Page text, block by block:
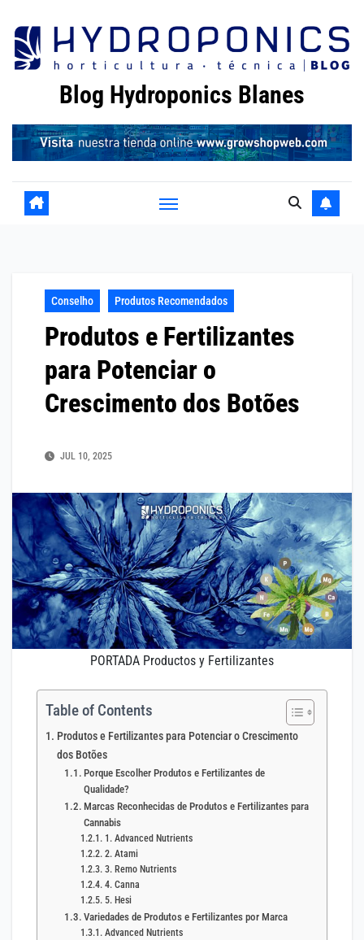
content
Blog Hydroponics Blanes
Conselho Produtos Recomendados
Produtos e Fertilizantes
para Potenciar o
Crescimento dos Botões
JUL 10, 2025
PORTADA Productos y Fertilizantes
Table of Contents
Produtos e Fertilizantes para Potenciar o Crescimento
dos Botões
Porque Escolher Produtos e Fertilizantes de
Qualidade?
Marcas Reconhecidas de Produtos e Fertilizantes para
Cannabis
1. Advanced Nutrients
2. Atami
3. Remo Nutrients
4. Canna
5. Hesi
Variedades de Produtos e Fertilizantes por Marca
Advanced Nutrients